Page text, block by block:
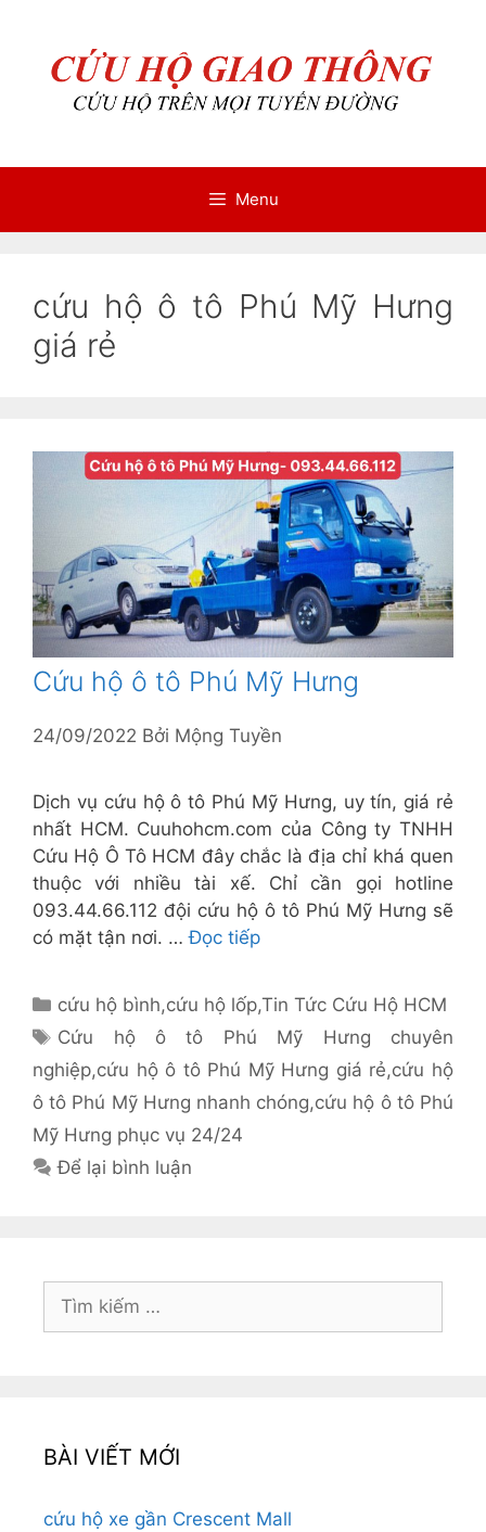
Menu
cứu hộ ô tô Phú Mỹ Hưng
giá rẻ
Cứu hộ ô tô Phú Mỹ Hưng
24/09/2022 Bởi Mộng Tuyền
Dịch vụ cứu hộ ô tô Phú Mỹ Hưng, uy tín, giá rẻ
nhất HCM. Cuuhohcm.com của Công ty TNHH
Cứu Hộ Ô Tô HCM đây chắc là địa chỉ khá quen
thuộc với nhiều tài xế. Chỉ cần gọi hotline
093.44.66.112 đội cứu hộ ô tô Phú Mỹ Hưng sẽ
có mặt tận nơi. …Đọc tiếp
Danh
mục
cứu hộ bình,cứu hộ lốp,Tin Tức Cứu Hộ HCM
Thẻ
Cứu hộ ô tô Phú Mỹ Hưng chuyên
nghiệp,cứu hộ ô tô Phú Mỹ Hưng giá rẻ,cứu hộ
ô tô Phú Mỹ Hưng nhanh chóng,cứu hộ ô tô Phú
Mỹ Hưng phục vụ 24/24
Để lại bình luận
Tìm
BÀI VIẾT MỚI
cứu hộ xe gần Crescent Mall